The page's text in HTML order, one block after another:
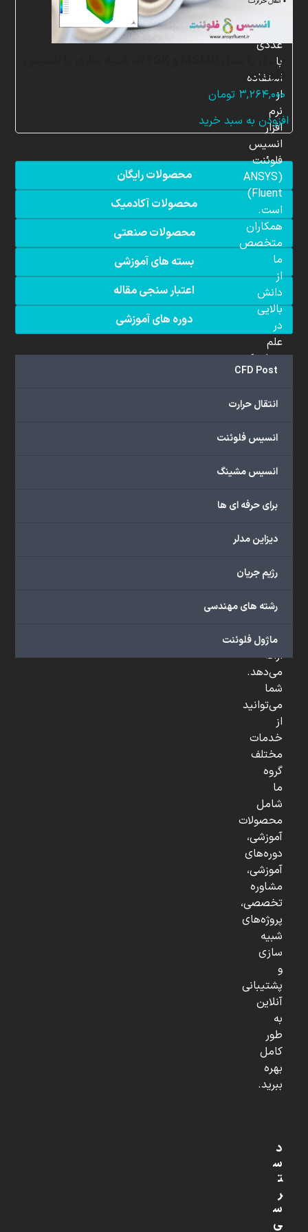
فلوئنت
۳,۲۶۴,۰۰۰ تومان
افزودن به سبد خرید
محصولات رایگان
محصولات آکادمیک
محصولات صنعتی
بسته های آموزشی
اعتبار سنجی مقاله
دوره های آموزشی
CFD Post
انتقال حرارت
انسیس فلوئنت
انسیس مشینگ
برای حرفه ای ها
دیزاین مدلر
رژیم جریان
رشته های مهندسی
ماژول فلوئنت
سازی
عددی
با
استفاده
از
نرم
افزار
انسیس
فلوئنت
(ANSYS
Fluent)
است.
همکاران
متخصص
ما
از
دانش
بالایی
در
علم
دینامیک
سیالات
(CFD)
هستند.
ما
گسترده‌ای
با
دانشگاهی،
صنعتی
...
ارائه
می‌دهد.
شما
می‌توانید
از
خدمات
مختلف
گروه
ما
شامل
محصولات
آموزشی،
دوره‌های
آموزشی،
مشاوره
تخصصی،
پروژه‌های
شبیه
سازی
و
پشتیبانی
آنلاین
به
طور
کامل
بهره
ببرید.
د
س
ت
ر
س
ی